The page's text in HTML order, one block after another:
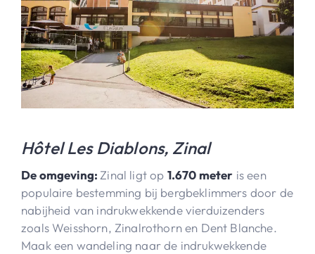
Hôtel Les Diablons, Zinal
De omgeving:Zinal ligt op 1.670 meter is een
populaire bestemming bij bergbeklimmers door de
nabijheid van indrukwekkende vierduizenders
zoals Weisshorn, Zinalrothorn en Dent Blanche.
Maak een wandeling naar de indrukwekkende